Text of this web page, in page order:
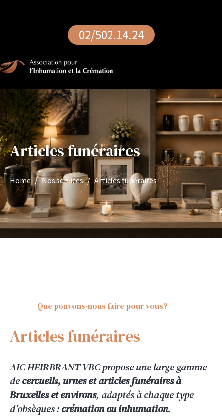
02/502.14.24
Articles funéraires
Home Nos services Articles funéraires
Que pouvons-nous faire pour vous?
Articles funéraires
AIC HEIRBRANT VBC propose une large gamme
decercueils, urnes et articles funéraires à
Bruxelles et environs, adaptés à chaque type
d’obsèques :crémation ou inhumation.